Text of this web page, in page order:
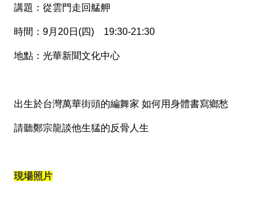
聞
友
站
入
之
友
講題：從雲門走回艋舺
時間：9月20日(四) 19:30-21:30
地點：光華新聞文化中心
出生於台灣萬華街頭的編舞家 如何用身體書寫鄉愁
請聽鄭宗龍談他生猛的反骨人生
現場照片